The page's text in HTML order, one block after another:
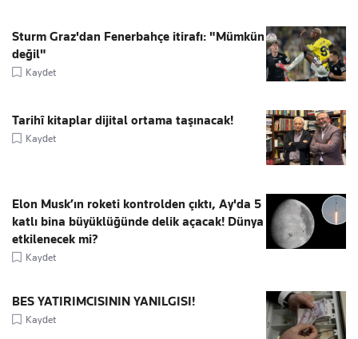
Sturm Graz'dan Fenerbahçe itirafı: "Mümkün
değil"
Kaydet
Tarihî kitaplar dijital ortama taşınacak!
Kaydet
Elon Musk’ın roketi kontrolden çıktı, Ay'da 5
katlı bina büyüklüğünde delik açacak! Dünya
etkilenecek mi?
Kaydet
BES YATIRIMCISININ YANILGISI!
Kaydet